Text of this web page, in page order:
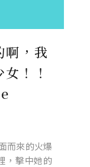
啊，我
！！
而來的火爆
，擊中她的